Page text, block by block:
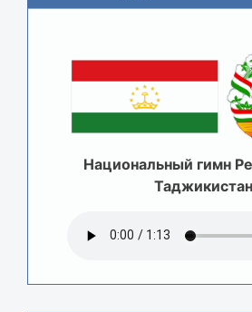
Национальный гимн
Таджикистан